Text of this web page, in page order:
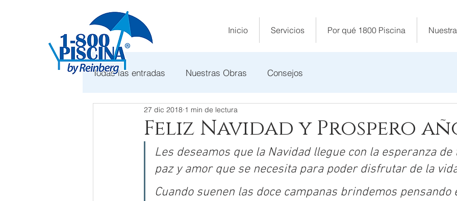
Todas las entradas Nuestras Obras Consejos
Feliz Navidad y Prospero
27 dic 2018 1 min de lectura
Les deseamos que la Navidad llegue con la esperanza
paz y amor que se necesita para poder disfrutar de la
Cuando suenen las doce campanas brindemos
Inicio Servicios Por qué 1800 Piscina